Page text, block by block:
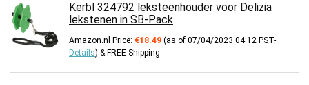
Kerbl 324792 leksteenhouder voor Delizia
lekstenen in SB-Pack
Amazon.nl Price: €18.49 (as of 07/04/2023 04:12 PST-
Details) & FREE Shipping.